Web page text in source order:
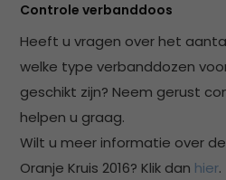
Controle verbanddoos
Heeft u vragen over het
welke type verbanddozen
geschikt zijn? Neem gerust
helpen u graag.
Wilt u meer informatie over
Oranje Kruis 2016? Klik dan hier.